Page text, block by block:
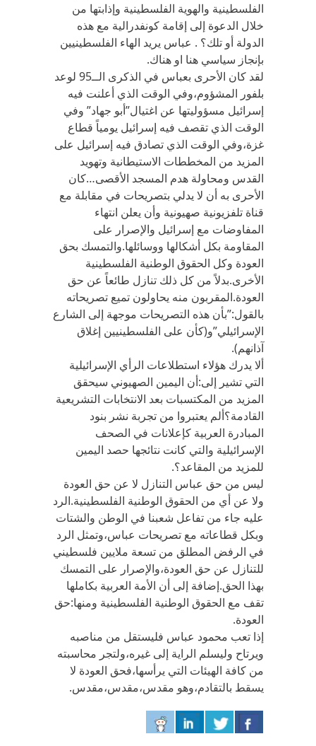
الفلسطينية والهوية الفلسطينية وإذابتها من
خلال الدعوة إلى إقامة كونفدرالية مع هذه
الدولة أو تلك؟ . عباس يريد الهاء الفلسطينيين
بإنجاز سياسي هنا او هناك.
لقد كان الأحرى بعباس في الذكرى الــ95 لوعد
بلفور المشؤوم،وفي الوقت الذي أعلنت فيه
إسرائيل مسؤوليتها عن اغتيال”أبو جهاد” وفي
الوقت الذي تقصف فيه إسرائيل يومياً قطاع
غزة،وفي الوقت الذي تصادق فيه إسرائيل على
المزيد من المخططات الاستيطانية وتهويد
القدس ومحاولة هدم المسجد الأقصى…كان
الأحرى به أن لا يدلي بتصريحات في مقابلة مع
قناة تلفزيونية صهيونية وأن يعلن انتهاء
المفاوضات مع إسرائيل والإصرار على
المقاومة بكل أشكالها ووسائلها.والتمسك بحق
العودة وكل الحقوق الوطنية الفلسطينية
الأخرى.بدلاً من كل ذلك تنازل طائعاً عن حق
العودة.المقربون منه يحاولون تميع تصريحاته
بالقول:”بأن هذه التصريحات موجهة إلى الشارع
الإسرائيلي”و(كأن على الفلسطينيين إغلاق
آذانهم).
ألا يدرك هؤلاء استطلاعات الرأي الإسرائيلية
التي تشير إلى:أن اليمين الصهيوني سيحقق
المزيد من المكتسبات بعد الانتخابات التشريعية
القادمة؟ألم يعتبروا من تجربة نشر بنود
المبادرة العربية كإعلانات في الصحف
الإسرائيلية والتي كانت نتائجها حصد اليمين
للمزيد من المقاعد؟.
ليس من حق عباس التنازل لا عن حق العودة
ولا عن أي من الحقوق الوطنية الفلسطينية.الرد
عليه جاء من تفاعل شعبنا في الوطن والشتات
وبكل قطاعاته مع تصريحات عباس،وتمثل الرد
في الرفض المطلق من تسعة ملايين فلسطيني
للتنازل عن حق العودة،والإصرار على التمسك
بهذا الحق.إضافة إلى أن الأمة العربية بكاملها
تقف مع الحقوق الوطنية الفلسطينية ومنها:حق
العودة.
إذا تعب محمود عباس فليستقل من مناصبه
ويرتاح وليسلم الراية إلى غيره،ولتجر محاسبته
من كافة الهيئات التي يرأسها،فحق العودة لا
يسقط بالتقادم،وهو مقدس،مقدس،مقدس.